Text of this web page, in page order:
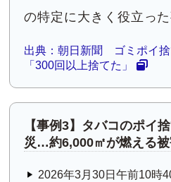
の特定に大きく役立った
出典：朝日新聞 ゴミポイ
「300回以上捨てた」
【事例3】タバコのポイ
災…約6,000㎡が燃える
2026年3月30日午前10時